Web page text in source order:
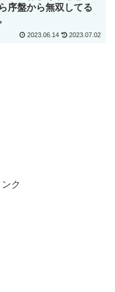
序盤から無双してる
2023.06.14 2023.07.02
ク